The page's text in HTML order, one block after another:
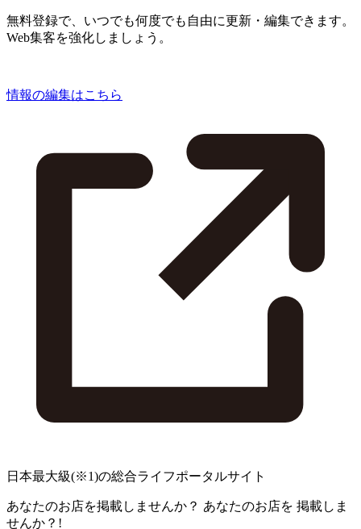
無料登録で、いつでも何度でも自由に更新・編集できます。
Web集客を強化しましょう。
情報の編集はこちら
日本最大級(※1)の総合ライフポータルサイト
あなたのお店を掲載しませんか？ あなたのお店を 掲載しま
せんか？!